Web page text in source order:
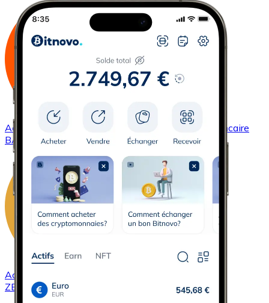
Acheter Basic Attention Token avec virement bancaire
BAT
Acheter
ZEC